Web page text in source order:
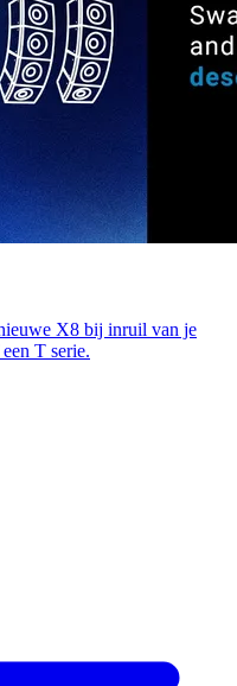
X8 bij inruil van je
T serie.